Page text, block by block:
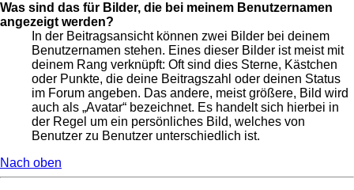
Was sind das für Bilder, die bei meinem Benutzernamen
angezeigt werden?
In der Beitragsansicht können zwei Bilder bei deinem
Benutzernamen stehen. Eines dieser Bilder ist meist mit
deinem Rang verknüpft: Oft sind dies Sterne, Kästchen
oder Punkte, die deine Beitragszahl oder deinen Status
im Forum angeben. Das andere, meist größere, Bild wird
auch als „Avatar“ bezeichnet. Es handelt sich hierbei in
der Regel um ein persönliches Bild, welches von
Benutzer zu Benutzer unterschiedlich ist.
Nach oben